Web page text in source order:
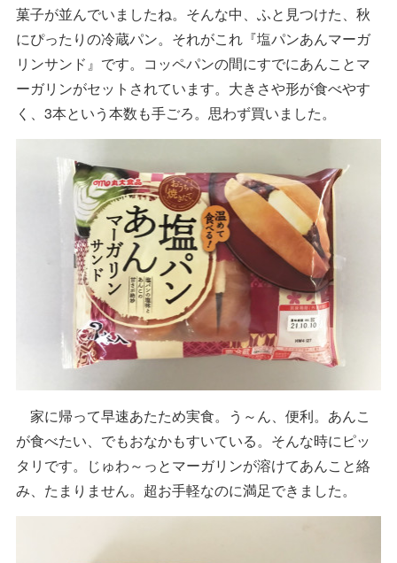
菓子が並んでいましたね。そんな中、ふと見つけた、秋
にぴったりの冷蔵パン。それがこれ『塩パンあんマーガ
リンサンド』です。コッペパンの間にすでにあんことマ
ーガリンがセットされています。大きさや形が食べやす
く、3本という本数も手ごろ。思わず買いました。
家に帰って早速あたため実食。う～ん、便利。あんこ
が食べたい、でもおなかもすいている。そんな時にピッ
タリです。じゅわ～っとマーガリンが溶けてあんこと絡
み、たまりません。超お手軽なのに満足できました。